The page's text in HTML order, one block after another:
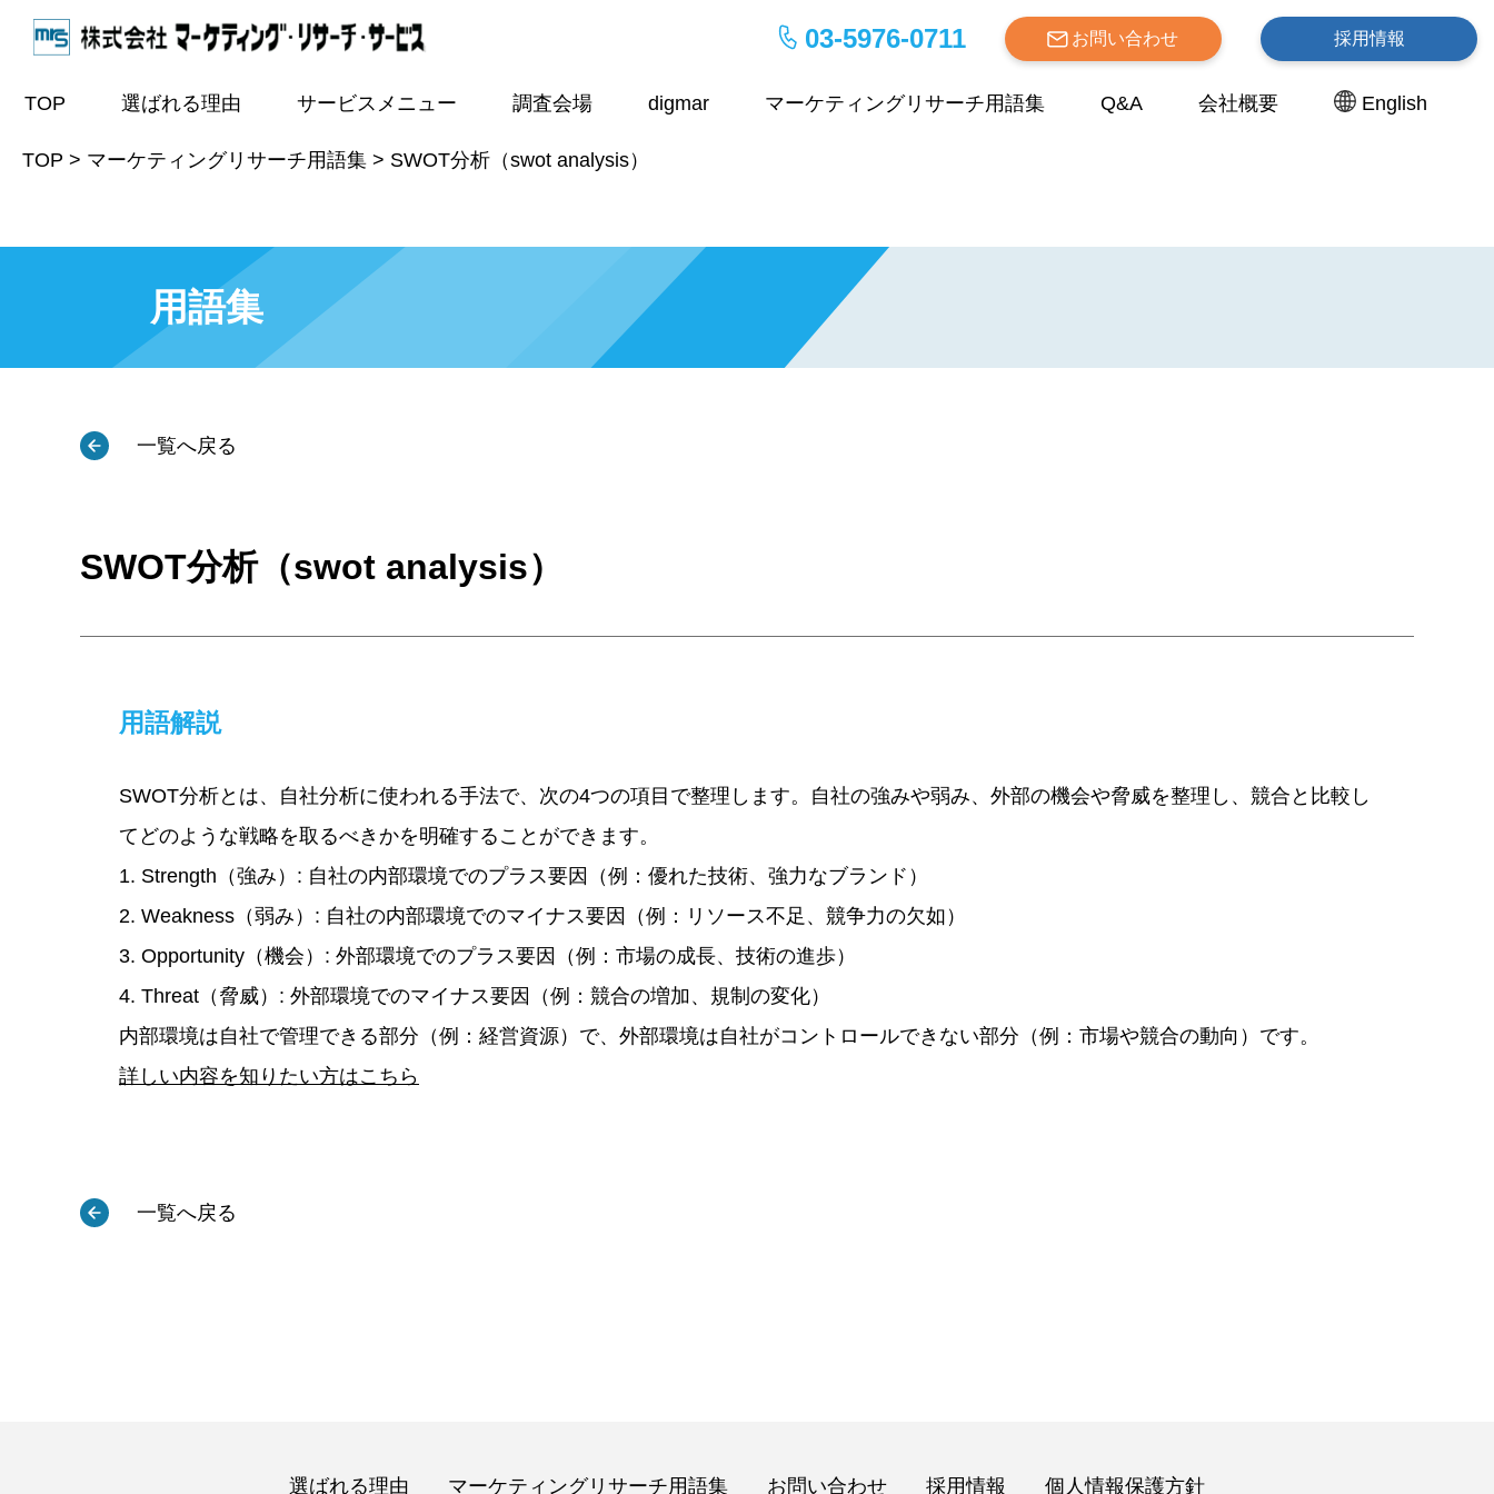
03-5976-0711 お問い合わせ 採用情報
TOP 選ばれる理由 サービスメニュー 調査会場 digmar マーケティングリサーチ用語集 Q&A 会社概要 English
TOP > マーケティングリサーチ用語集 > SWOT分析（swot analysis）
用語集
一覧へ戻る
SWOT分析（swot analysis）
用語解説
SWOT分析とは、自社分析に使われる手法で、次の4つの項目で整理します。自社の強みや弱み、外部の機会や脅威を整理し、競合と比較し
てどのような戦略を取るべきかを明確することができます。
1. Strength（強み）: 自社の内部環境でのプラス要因（例：優れた技術、強力なブランド）
2. Weakness（弱み）: 自社の内部環境でのマイナス要因（例：リソース不足、競争力の欠如）
3. Opportunity（機会）: 外部環境でのプラス要因（例：市場の成長、技術の進歩）
4. Threat（脅威）: 外部環境でのマイナス要因（例：競合の増加、規制の変化）
内部環境は自社で管理できる部分（例：経営資源）で、外部環境は自社がコントロールできない部分（例：市場や競合の動向）です。
詳しい内容を知りたい方はこちら
一覧へ戻る
選ばれる理由 マーケティングリサーチ用語集 お問い合わせ 採用情報 個人情報保護方針